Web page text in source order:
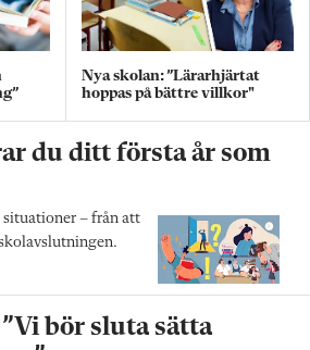
Nya skolan: ”Lärarhjärtat
hoppas på bättre villkor"
du ditt första år som
situationer – från att
bör sluta sätta